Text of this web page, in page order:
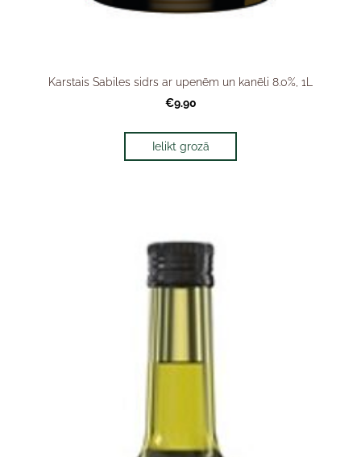
Karstais Sabiles sidrs ar upenēm un kanēli 8.0%, 1L
€9.90
Ielikt grozā